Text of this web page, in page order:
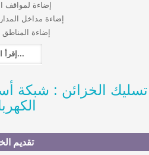
إضاءة لمواقف
إضاءة مداخل
إضاءة المناطق
إقرأ المزيد...
شبكة أسلاك
تقديم